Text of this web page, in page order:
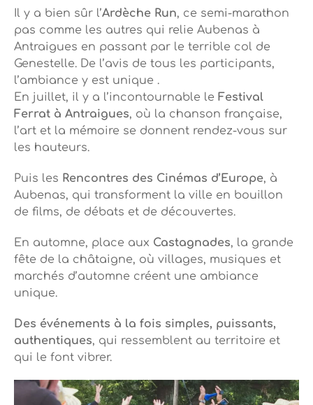
Il y a bien sûr l’Ardèche Run, ce semi-marathon
pas comme les autres qui relie Aubenas à
Antraigues en passant par le terrible col de
Genestelle. De l’avis de tous les participants,
l’ambiance y est unique .
En juillet, il y a l’incontournable le Festival
Ferrat à Antraigues, où la chanson française,
l’art et la mémoire se donnent rendez-vous sur
les hauteurs.
Puis les Rencontres des Cinémas d’Europe, à
Aubenas, qui transforment la ville en bouillon
de films, de débats et de découvertes.
En automne, place aux Castagnades, la grande
fête de la châtaigne, où villages, musiques et
marchés d’automne créent une ambiance
unique.
Des événements à la fois simples, puissants,
authentiques, qui ressemblent au territoire et
qui le font vibrer.
Photo, © Emma JULIAND